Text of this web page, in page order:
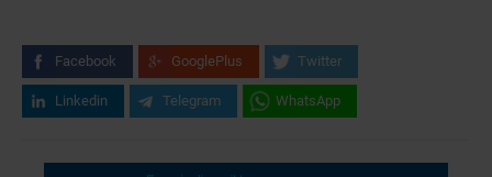
Facebook GooglePlus Twitter
Linkedin Telegram WhatsApp